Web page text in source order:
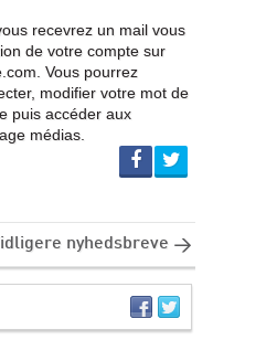
recevrez un mail vous
de votre compte sur
Vous pourrez
modifier votre mot de
puis accéder aux
médias.
nyhedsbreve